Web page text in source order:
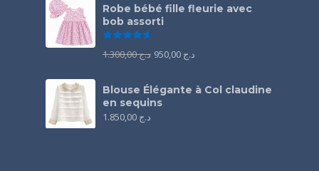
Robe bébé fille fleurie avec
bob assorti
د.ج1.300,00 د.ج
Blouse Élégante à Col claudine
en sequins
د.ج